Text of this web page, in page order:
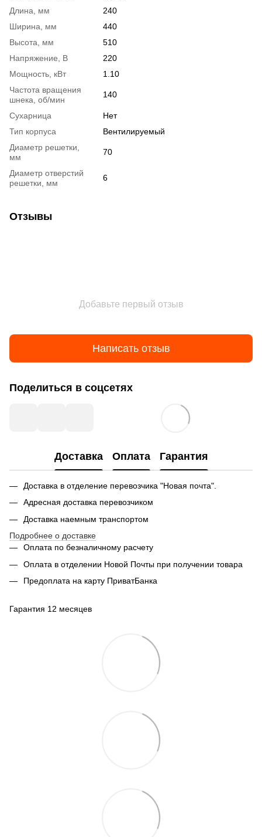
Длина, мм
240
Ширина, мм
440
Высота, мм
510
Напряжение, В
220
Мощность, кВт
1.10
Частота вращения
шнека, об/мин
140
Сухарница
Нет
Тип корпуса
Вентилируемый
Диаметр решетки,
мм
70
Диаметр отверстий
решетки, мм
6
Отзывы
Добавьте первый отзыв
Написать отзыв
Поделиться в соцсетях
Доставка Оплата Гарантия
Доставка в отделение перевозчика "Новая почта".
Адресная доставка перевозчиком
Доставка наемным транспортом
Подробнее о доставке
Оплата по безналичному расчету
Оплата в отделении Новой Почты при получении товара
Предоплата на карту ПриватБанка
Гарантия 12 месяцев